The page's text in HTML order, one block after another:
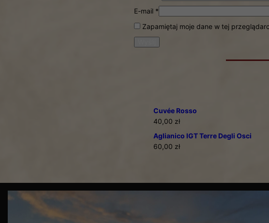
E-mail *
Zapamiętaj moje dane w tej
Cuvée Rosso
40,00 zł
Aglianico IGT Terre Degli Osci
60,00 zł